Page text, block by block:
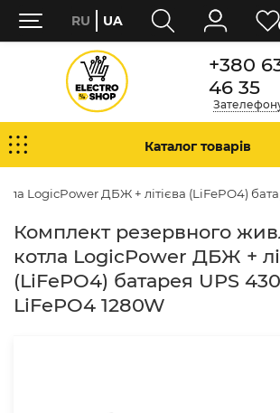
+380
46 35
Каталог товарів
LogicPower ДБЖ + літієва (LiFePO4)
Комплект резервного
котла LogicPower ДБЖ +
(LiFePO4) батарея UPS
LiFePO4 1280W
RU UA